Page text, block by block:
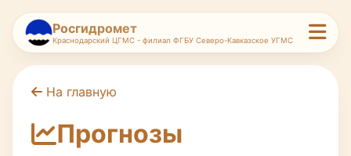
Росгидромет
Краснодарский ЦГМС - филиал ФГБУ Северо-Кавказское УГМС
На главную
Прогнозы